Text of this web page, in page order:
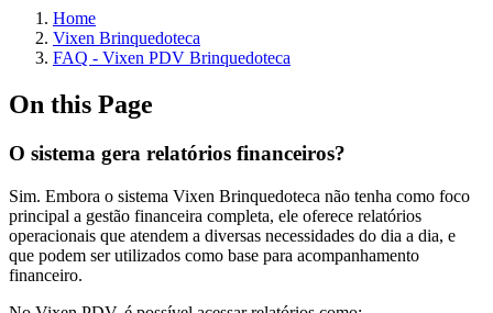
Home
Vixen Brinquedoteca
FAQ - Vixen PDV Brinquedoteca
On this Page
O sistema gera relatórios financeiros?
Sim. Embora o sistema Vixen Brinquedoteca não tenha como foco
principal a gestão financeira completa, ele oferece relatórios
operacionais que atendem a diversas necessidades do dia a dia, e
que podem ser utilizados como base para acompanhamento
financeiro.